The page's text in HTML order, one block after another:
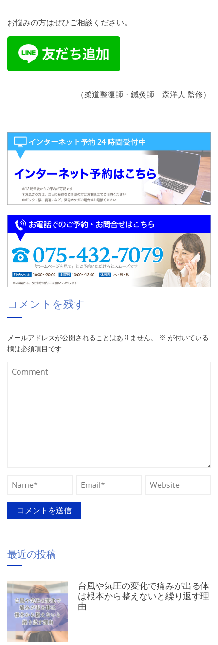
お悩みの方はぜひご相談ください。
（柔道整復師・鍼灸師 森洋人 監修）
コメントを残す
メールアドレスが公開されることはありません。 ※ が付いている
欄は必須項目です
最近の投稿
台風や気圧の変化で痛みが出る体
は根本から整えないと繰り返す理
由